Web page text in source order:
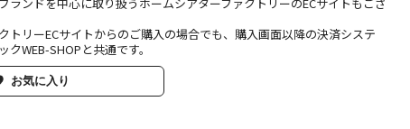
トリーECサイトからのご購入の場合でも、購入画面以降の決済システ
WEB-SHOPと共通です。
お気に入り